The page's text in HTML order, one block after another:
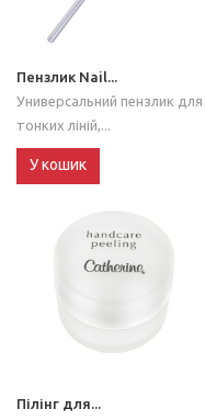
Пензлик Nail...
Универсальний пензлик для
тонких ліній,...
У кошик
Пілінг для...